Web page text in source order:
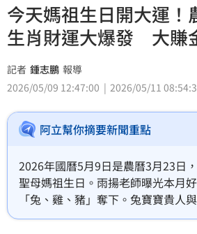
今天媽祖生日開大運！
生肖財運大爆發 大賺
記者 鍾志鵬 報導
2026/05/09 12:47:00
2026/05/11
阿立幫你摘要新聞重點
2026年國曆5月9日是農曆3月23日
聖母媽祖生日。雨揚老師曝光本月
「兔、雞、豬」奪下。兔寶寶貴人
寶寶事業人氣大爆發，容易迎來升